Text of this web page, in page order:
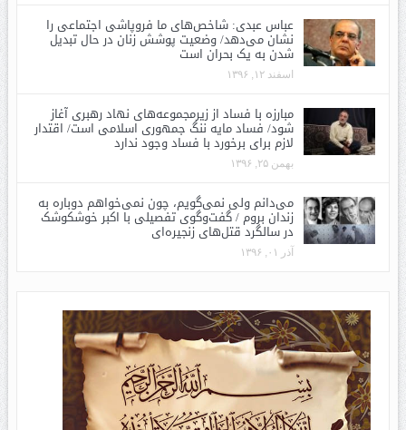
عباس عبدی: شاخص‌های ما فروپاشی اجتماعی را
نشان می‌دهد/ وضعیت پوشش زنان در حال تبدیل
شدن به یک بحران است
اسفند ۱۲, ۱۳۹۶
مبارزه با فساد از زیرمجموعه‌های نهاد رهبری آغاز
شود/ فساد مایه ننگ جمهوری اسلامی است/ اقتدار
لازم برای برخورد با فساد وجود ندارد
بهمن ۲۵, ۱۳۹۶
می‌دانم ولی نمی‌گویم، چون نمی‌خواهم دوباره به
زندان بروم / گفت‌وگوی تفصیلی با اکبر خوشکوشک
در سالگرد قتل‌های زنجیره‌ای
آذر ۰۱, ۱۳۹۶